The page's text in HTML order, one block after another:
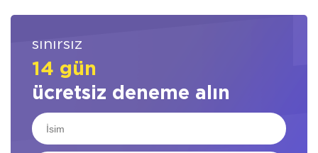
sınırsız
14 gün
ücretsiz deneme alın